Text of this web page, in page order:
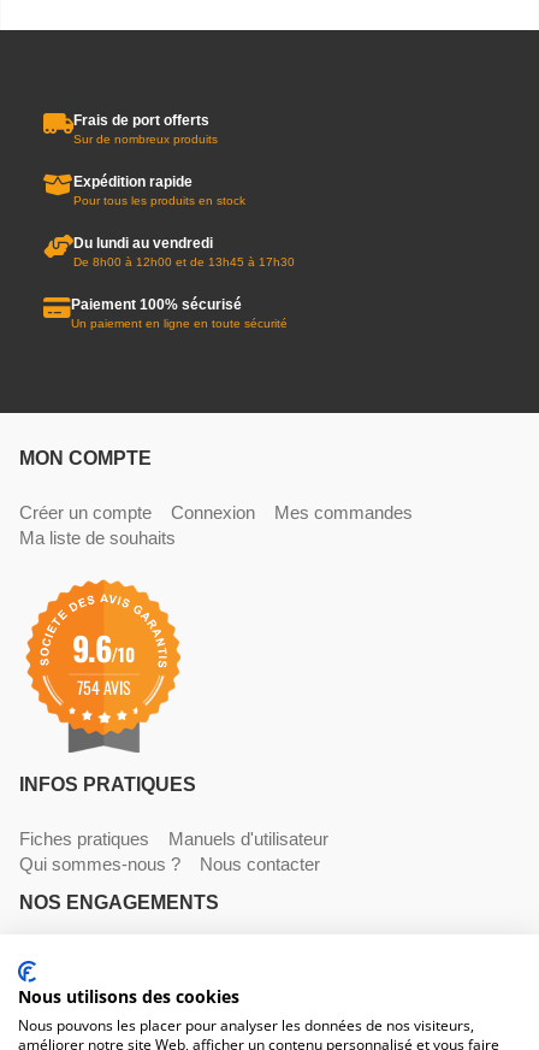
Frais de port offerts
Sur de nombreux produits
Expédition rapide
Pour tous les produits en stock
Du lundi au vendredi
De 8h00 à 12h00 et de 13h45 à 17h30
Paiement 100% sécurisé
Un paiement en ligne en toute sécurité
MON COMPTE
Créer un compte Connexion
Mes commandes
Ma liste de souhaits
9.6/10
754 AVIS
INFOS PRATIQUES
Fiches pratiques
Manuels d'utilisateur
Qui sommes-nous ?
Nous contacter
NOS ENGAGEMENTS
Livraisons
NOS COORDONNÉES
Nous utilisons des cookies
Nous pouvons les placer pour analyser les données de nos visiteurs,
améliorer notre site Web, afficher un contenu personnalisé et vous faire